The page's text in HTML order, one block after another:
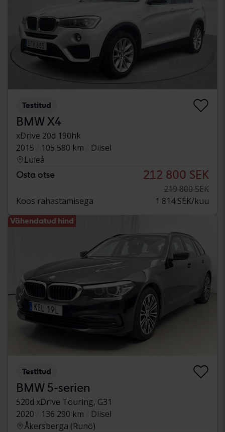
Testitud
BMW X4
xDrive 20d 190hk
2015
105 580 km
Diisel
Luleå
Osta otse 212 800 SEK
219 800 SEK
Koos rahastamisega
1 814 SEK/kuu
Vähendatud hind
Testitud
BMW 5-serien
520d xDrive Touring, G31
2020
136 290 km
Diisel
Åkersberga (Runö)